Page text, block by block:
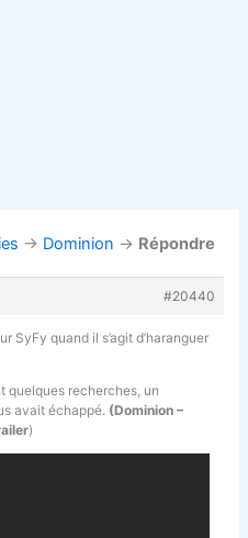
→ Dominion → Répondre
#20440
SyFy quand il s’agit d’haranguer
quelques recherches, un
avait échappé. (Dominion –
)